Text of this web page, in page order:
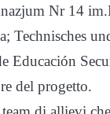
Nr 14
Technisches
Educación
del progetto.